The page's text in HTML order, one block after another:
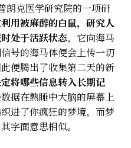
朗克医学研究院的一项研
用被麻醉的白鼠，研究人
处于活跃状态，它向海马
号的海马体便会上传一切
便腾出了收集第二天的新
将哪些信息转入长期记
据在熟睡中大脑的屏幕上
进了你疯狂的梦境，而梦
字面意思相似。